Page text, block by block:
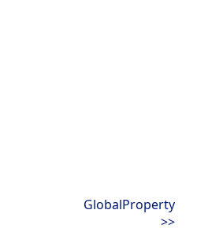
GlobalProperty
>>